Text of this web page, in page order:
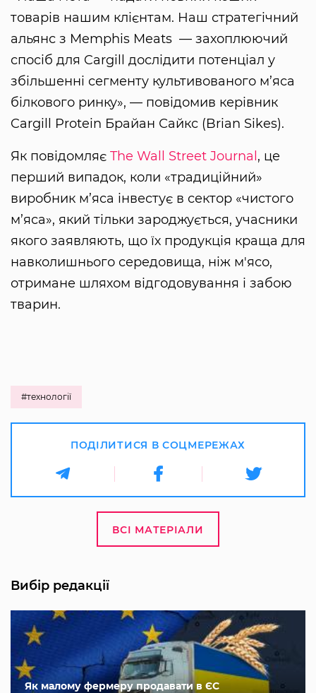
товарів нашим клієнтам. Наш стратегічний
альянс з Memphis Meats — захоплюючий
спосіб для Cargill дослідити потенціал у
збільшенні сегменту культивованого м’яса
білкового ринку», — повідомив керівник
Cargill Protein Брайан Сайкс (Brian Sikes).
Як повідомляє The Wall Street Journal, це
перший випадок, коли «традиційний»
виробник м’яса інвестує в сектор «чистого
м’яса», який тільки зароджується, учасники
якого заявляють, що їх продукція краща для
навколишнього середовища, ніж м'ясо,
отримане шляхом відгодовування і забою
тварин.
#технології
ПОДІЛИТИСЯ В СОЦМЕРЕЖАХ
ВСІ МАТЕРІАЛИ
Вибір редакції
Як малому фермеру продавати в ЄС